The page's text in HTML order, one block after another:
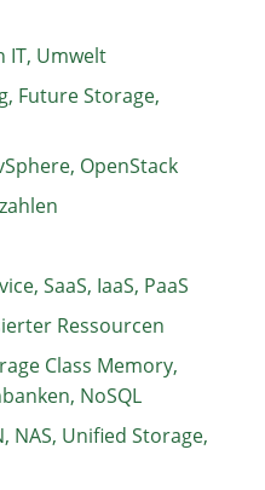
IT, Umwelt
Future Storage,
OpenStack
SaaS, IaaS, PaaS
Ressourcen
Class Memory,
NoSQL
NAS, Unified Storage,